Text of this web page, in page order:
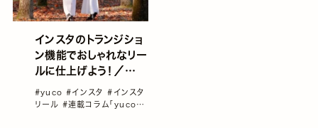
インスタのトランジショ
ン機能でおしゃれなリー
ルに仕上げよう！／
yucoの加工レシピ
Vol.94
#yuco#インスタ#インスタ
リール #連載コラム「yucoの